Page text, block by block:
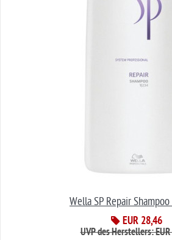
Wella SP Repair
EUR 28,46
UVP des Herstellers: